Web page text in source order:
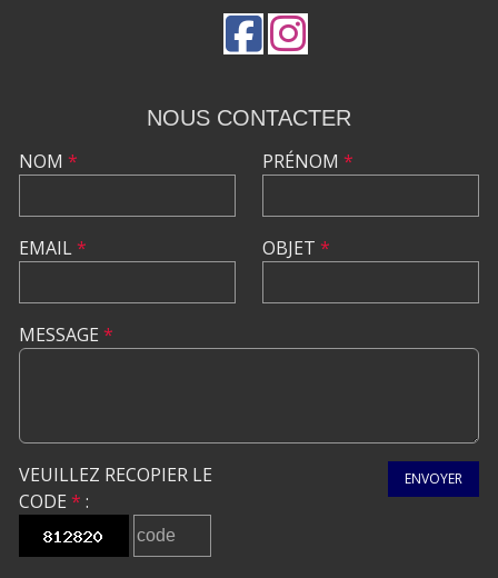
NOUS CONTACTER
NOM *
EMAIL*
PRÉNOM *
OBJET *
MESSAGE *
VEUILLEZ RECOPIER LE
CODE * :
ENVOYER